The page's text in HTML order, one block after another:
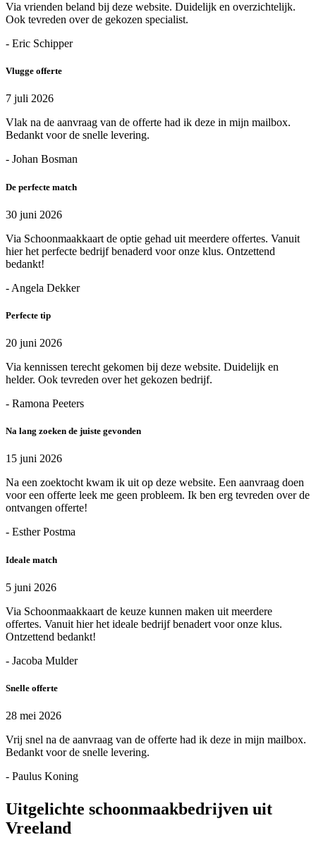
Via vrienden beland bij deze website. Duidelijk en overzichtelijk.
Ook tevreden over de gekozen specialist.
- Eric Schipper
Vlugge offerte
7 juli 2026
Vlak na de aanvraag van de offerte had ik deze in mijn mailbox.
Bedankt voor de snelle levering.
- Johan Bosman
De perfecte match
30 juni 2026
Via Schoonmaakkaart de optie gehad uit meerdere offertes. Vanuit
hier het perfecte bedrijf benaderd voor onze klus. Ontzettend
bedankt!
- Angela Dekker
Perfecte tip
20 juni 2026
Via kennissen terecht gekomen bij deze website. Duidelijk en
helder. Ook tevreden over het gekozen bedrijf.
- Ramona Peeters
Na lang zoeken de juiste gevonden
15 juni 2026
Na een zoektocht kwam ik uit op deze website. Een aanvraag doen
voor een offerte leek me geen probleem. Ik ben erg tevreden over de
ontvangen offerte!
- Esther Postma
Ideale match
5 juni 2026
Via Schoonmaakkaart de keuze kunnen maken uit meerdere
offertes. Vanuit hier het ideale bedrijf benadert voor onze klus.
Ontzettend bedankt!
- Jacoba Mulder
Snelle offerte
28 mei 2026
Vrij snel na de aanvraag van de offerte had ik deze in mijn mailbox.
Bedankt voor de snelle levering.
- Paulus Koning
Uitgelichte schoonmaakbedrijven uit
Vreeland